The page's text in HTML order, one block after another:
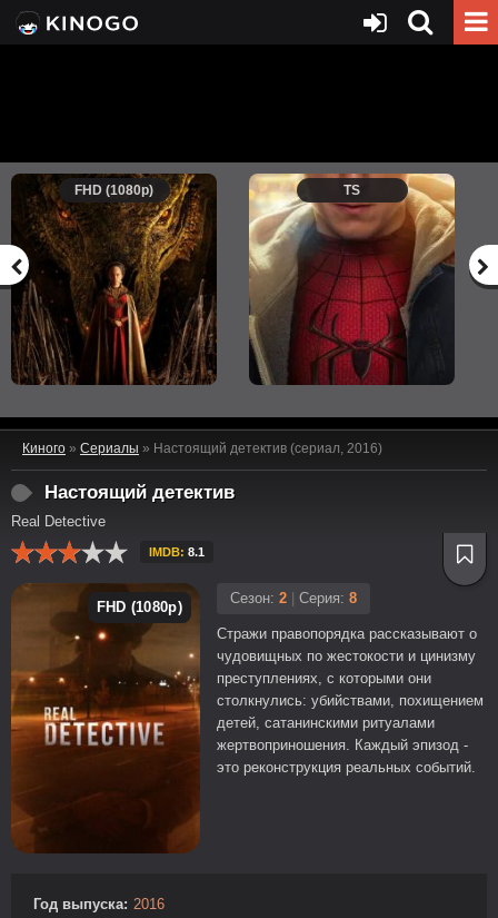
FHD (1080p) TS
Киного » Сериалы » Настоящий детектив (сериал, 2016)
Настоящий детектив
Real Detective
IMDB: 8.1
FHD (1080p)
Сезон: 2 Серия: 8
Стражи правопорядка рассказывают о
чудовищных по жестокости и цинизму
преступлениях, с которыми они
столкнулись: убийствами, похищением
детей, сатанинскими ритуалами
жертвоприношения. Каждый эпизод -
это реконструкция реальных событий.
Год выпуска: 2016